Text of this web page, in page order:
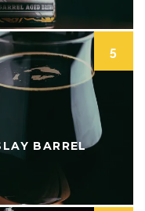
5
BARREL